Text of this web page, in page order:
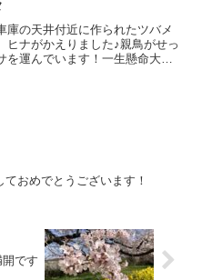
庫の天井付近に作られたツバメ
ヒナがかえりました♪親鳥がせっ
を運んでいます！一生懸命大き
ておめでとうございます！
です